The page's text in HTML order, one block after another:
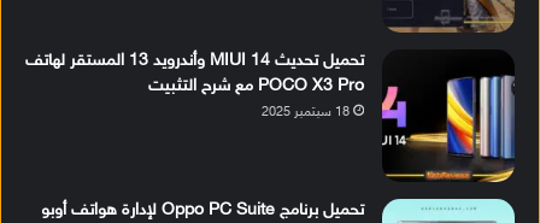
تحميل تحديث MIUI 14 وأندرويد 13 المستقر لهاتف
POCO X3 Pro مع شرح التثبيت
18 سبتمبر 2025
تحميل برنامج Oppo PC Suite لإدارة هواتف أوبو